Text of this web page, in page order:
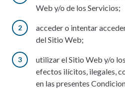
Web y/o de los Servicios;
acceder o intentar
del Sitio Web;
utilizar el Sitio Web y/o
efectos ilícitos, ilegales,
en las presentes